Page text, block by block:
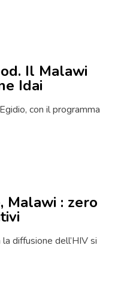
Il Malawi
Idai
con il programma
Malawi : zero
diffusione dell’HIV si